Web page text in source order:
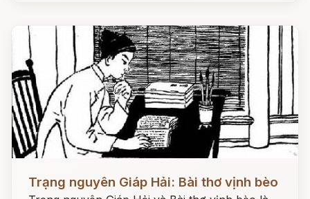
Trạng nguyên Giáp Hải: Bài thơ vịnh bèo